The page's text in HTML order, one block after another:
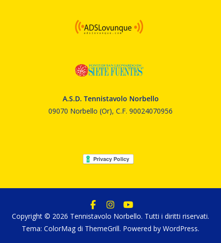
A.S.D. Tennistavolo Norbello
09070 Norbello (Or), C.F. 90024070956
Copyright © 2026 Tennistavolo Norbello. Tutti i diritti riservati.
Tema: ColorMag di ThemeGrill. Powered by WordPress.